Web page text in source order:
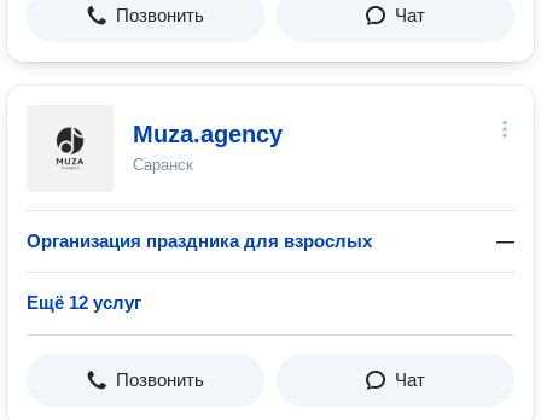
Позвонить Чат
Muza.agency
Саранск
Организация праздника для взрослых —
Ещё 12 услуг
Позвонить Чат